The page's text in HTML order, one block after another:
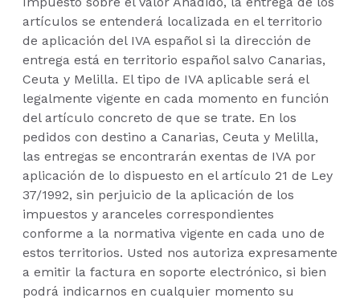
artículos se entenderá localizada en el territorio
de aplicación del IVA español si la dirección de
entrega está en territorio español salvo Canarias,
Ceuta y Melilla. El tipo de IVA aplicable será el
legalmente vigente en cada momento en función
del artículo concreto de que se trate. En los
pedidos con destino a Canarias, Ceuta y Melilla,
las entregas se encontrarán exentas de IVA por
aplicación de lo dispuesto en el artículo 21 de Ley
37/1992, sin perjuicio de la aplicación de los
impuestos y aranceles correspondientes
conforme a la normativa vigente en cada uno de
estos territorios. Usted nos autoriza expresamente
a emitir la factura en soporte electrónico, si bien
podrá indicarnos en cualquier momento su